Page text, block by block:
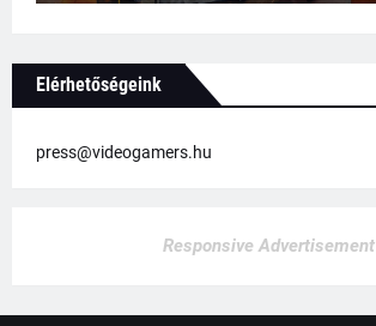
Elérhetőségeink
press@videogamers.hu
Responsive Advertisement